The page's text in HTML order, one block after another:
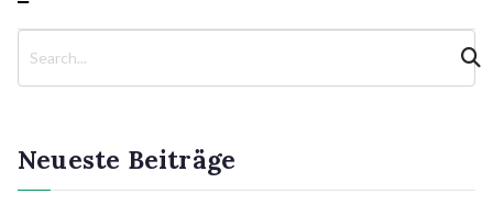
c
n
Neueste Beiträge